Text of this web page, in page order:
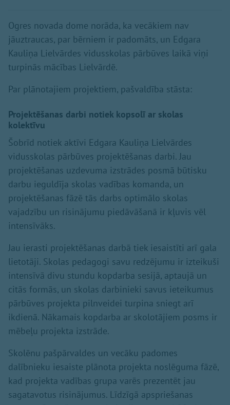
Ogres novada dome norāda, ka vecākiem nav
jāuztraucas, par bērniem ir padomāts, un Edgara
Kauliņa Lielvārdes vidusskolas pārbūves laikā viņi
turpinās mācības Lielvārdē.
Par plānotajiem projektiem, pašvaldība stāsta:
Projektēšanas darbi notiek kopsolī ar skolas
kolektīvu
Šobrīd notiek aktīvi Edgara Kauliņa Lielvārdes
vidusskolas pārbūves projektēšanas darbi. Jau
projektēšanas uzdevuma izstrādes posmā būtisku
darbu ieguldīja skolas vadības komanda, un
projektēšanas fāzē tās darbs optimālo skolas
vajadzību un risinājumu piedāvāšanā ir kļuvis vēl
intensīvāks.
Jau ierasti projektēšanas darbā tiek iesaistīti arī gala
lietotāji. Skolas pedagogi savu redzējumu ir izteikuši
intensīvā divu stundu kopdarba sesijā, aptaujā un
citās formās, un skolas darbinieki savus ieteikumus
pārbūves projekta pilnveidei turpina sniegt arī
ikdienā. Nākamais kopdarba ar skolotājiem posms ir
mēbeļu projekta izstrāde.
Skolēnu pašpārvaldes un vecāku padomes
dalībnieku iesaiste plānota projekta noslēguma fāzē,
kad projekta vadības grupa varēs prezentēt jau
sagatavotus risinājumus. Līdzīgā apspriešanas